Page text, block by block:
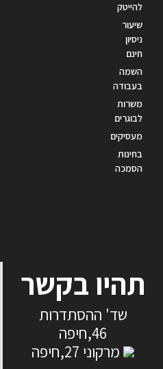
להייטק
שיעור
ניסיון
חינם
השמה
בעבודה
משרות
לבוגרים
מעסיקים
בחינות
הסמכה
תהיו בקשר
שד' ההסתדרות
46,חיפה
מרקוני 27,חיפה